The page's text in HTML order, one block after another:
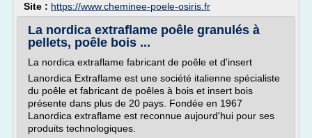
Site : https://www.cheminee-poele-osiris.fr
La nordica extraflame poêle granulés à
pellets, poêle bois ...
La nordica extraflame fabricant de poêle et d'insert
Lanordica Extraflame est une société italienne spécialiste
du poêle et fabricant de poêles à bois et insert bois
présente dans plus de 20 pays. Fondée en 1967
Lanordica extraflame est reconnue aujourd'hui pour ses
produits technologiques.